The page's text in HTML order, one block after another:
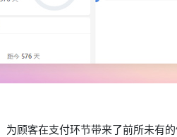
为顾客在支付环节带来了前所未有